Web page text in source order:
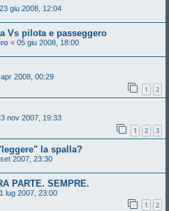
23 giu 2008, 12:04
Vs pilota e passeggero
« 05 giu 2008, 18:00
apr 2008, 00:29
1 2
nov 2007, 19:33
1 2 3
la spalla?
2007, 23:30
PARTE. SEMPRE.
lug 2007, 23:00
1 2